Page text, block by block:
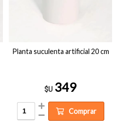
Planta suculenta artificial 20 cm
$U 349
Comprar